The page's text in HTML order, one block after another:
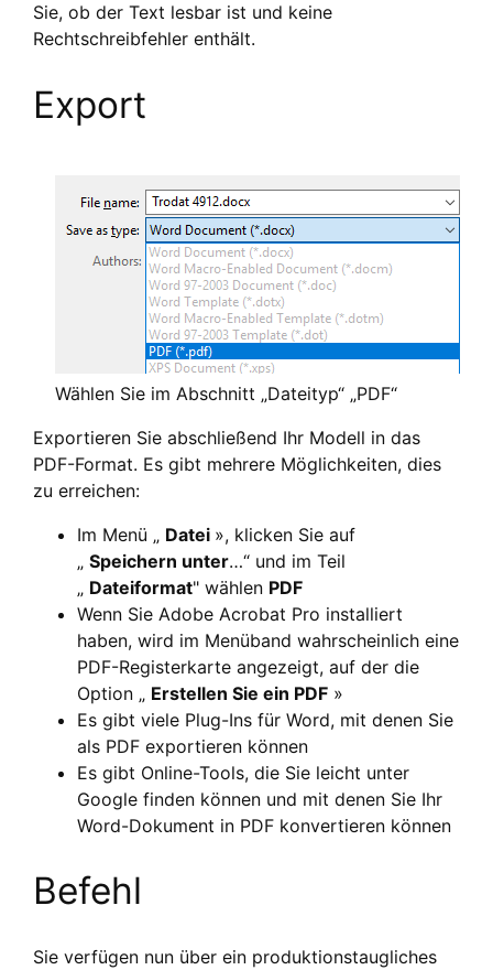
Sie, ob der Text lesbar ist und keine
Rechtschreibfehler enthält.
Export
Wählen Sie im Abschnitt „Dateityp“ „PDF“
Exportieren Sie abschließend Ihr Modell in das
PDF-Format. Es gibt mehrere Möglichkeiten, dies
zu erreichen:
Im Menü „ Datei », klicken Sie auf
„Speichern unter…“ und im Teil
„ Dateiformat" wählen PDF
Wenn Sie Adobe Acrobat Pro installiert
haben, wird im Menüband wahrscheinlich eine
PDF-Registerkarte angezeigt, auf der die
Option „ Erstellen Sie ein PDF »
Es gibt viele Plug-Ins für Word, mit denen Sie
als PDF exportieren können
Es gibt Online-Tools, die Sie leicht unter
Google finden können und mit denen Sie Ihr
Word-Dokument in PDF konvertieren können
Befehl
Sie verfügen nun über ein produktionstaugliches